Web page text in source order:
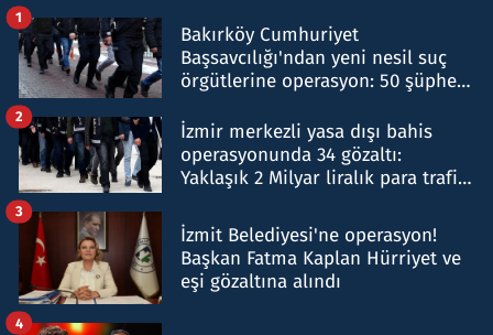
Bakırköy Cumhuriyet
Başsavcılığı'ndan yeni nesil suç
örgütlerine operasyon: 50 şüpheli
1
İzmir merkezli yasa dışı bahis
operasyonunda 34 gözaltı:
Yaklaşık 2 Milyar liralık para trafiği
2
İzmit Belediyesi'ne operasyon!
Başkan Fatma Kaplan Hürriyet ve
eşi gözaltına alındı
3
4